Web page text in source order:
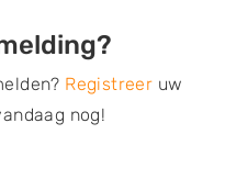
Registreer uw
nog!